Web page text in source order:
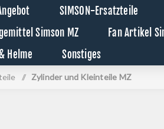
SIMSON-Ersatzteile
Simson MZ
Fan Artikel
Helme
Sonstiges
/ Zylinder und Kleinteile MZ